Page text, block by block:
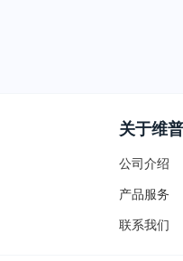
关于维普
公司介绍
产品服务
联系我们